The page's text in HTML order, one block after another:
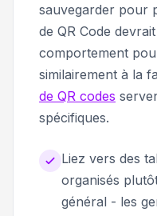
sauvegarder pour
de QR Code
comportement
similairement à la
de QR codes
spécifiques.
Liez vers des
organisés
général - les